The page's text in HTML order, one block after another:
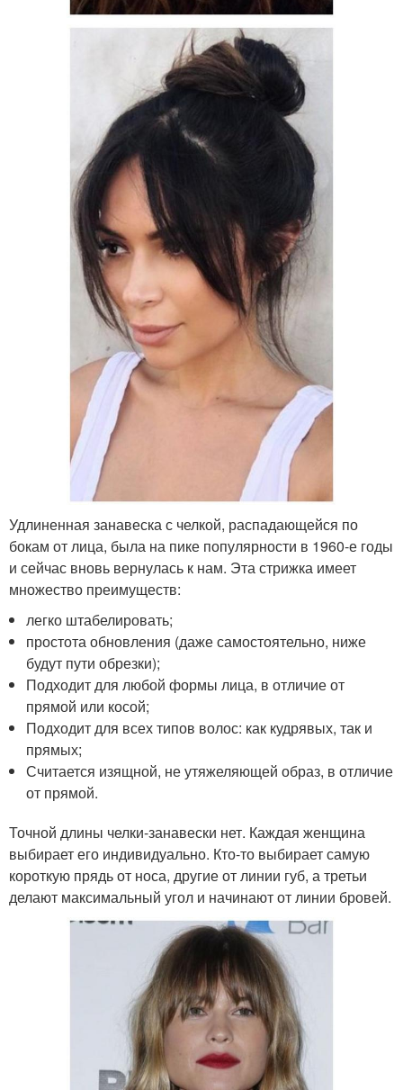
Удлиненная занавеска с челкой, распадающейся по
бокам от лица, была на пике популярности в 1960-е годы
и сейчас вновь вернулась к нам. Эта стрижка имеет
множество преимуществ:
легко штабелировать;
простота обновления (даже самостоятельно, ниже
будут пути обрезки);
Подходит для любой формы лица, в отличие от
прямой или косой;
Подходит для всех типов волос: как кудрявых, так и
прямых;
Считается изящной, не утяжеляющей образ, в отличие
от прямой.
Точной длины челки-занавески нет. Каждая женщина
выбирает его индивидуально. Кто-то выбирает самую
короткую прядь от носа, другие от линии губ, а третьи
делают максимальный угол и начинают от линии бровей.